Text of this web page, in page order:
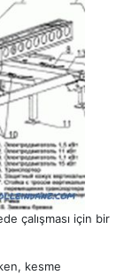
çalışması için bir
kesme